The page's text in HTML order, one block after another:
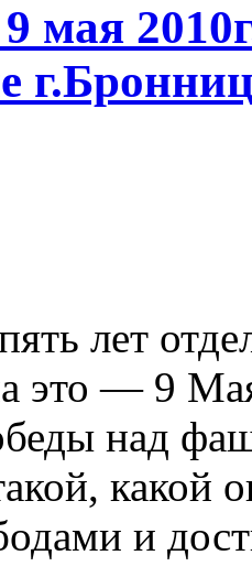
мая
лет
это — 9
над
какой
и